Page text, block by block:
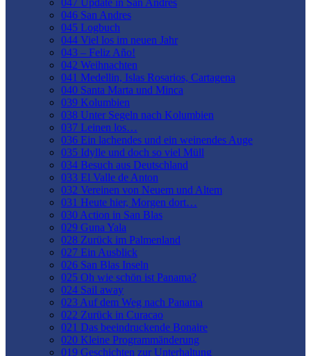
047 Update in San Andres
046 San Andres
045 Logbuch
044 Viel los im neuen Jahr
043 – Feliz Año!
042 Weihnachten
041 Medellin, Islas Rosarios, Cartagena
040 Santa Marta und Minca
039 Kolumbien
038 Unter Segeln nach Kolumbien
037 Leinen los…
036 Ein lachendes und ein weinendes Auge
035 Idylle und doch so viel Müll
034 Besuch aus Deutschland
033 El Valle de Anton
032 Vereinen von Neuem und Altem
031 Heute hier, Morgen dort…
030 Action in San Blas
029 Guna Yala
028 Zurück im Palmenland
027 Ein Ausblick
026 San Blas Inseln
025 Oh wie schön ist Panama?
024 Sail away
023 Auf dem Weg nach Panama
022 Zurück in Curacao
021 Das beeindruckende Bonaire
020 Kleine Programmänderung
019 Geschichten zur Unterhaltung